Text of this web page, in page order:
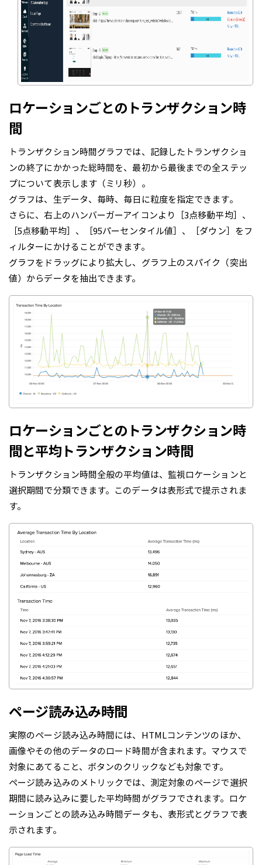
ロケーションごとのトランザクション時
間
トランザクション時間グラフでは、記録したトランザクショ
ンの終了にかかった総時間を、最初から最後までの全ステッ
プについて表示します（ミリ秒）。
グラフは、生データ、毎時、毎日に粒度を指定できます。
さらに、右上のハンバーガーアイコンより［3点移動平均］、
［5点移動平均］、［95パーセンタイル値］、［ダウン］をフ
ィルターにかけることができます。
グラフをドラッグにより拡大し、グラフ上のスパイク（突出
値）からデータを抽出できます。
ロケーションごとのトランザクション時
間と平均トランザクション時間
トランザクション時間全般の平均値は、監視ロケーションと
選択期間で分類できます。このデータは表形式で提示されま
す。
ページ読み込み時間
実際のページ読み込み時間には、HTMLコンテンツのほか、
画像やその他のデータのロード時間が含まれます。マウスで
対象にあてること、ボタンのクリックなども対象です。
ページ読み込みのメトリックでは、測定対象のページで選択
期間に読み込みに要した平均時間がグラフでされます。ロケ
ーションごとの読み込み時間データも、表形式とグラフで表
示されます。